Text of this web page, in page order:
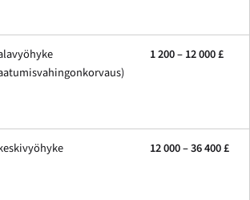
1 200 – 12 000 £
12 000 – 36 400 £